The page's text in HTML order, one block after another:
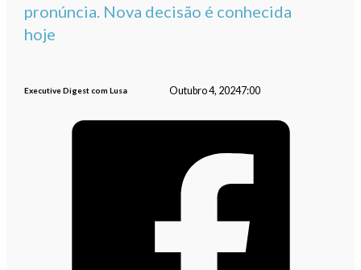
pronúncia. Nova decisão é conhecida
hoje
Executive Digest com Lusa Outubro 4, 20247:00